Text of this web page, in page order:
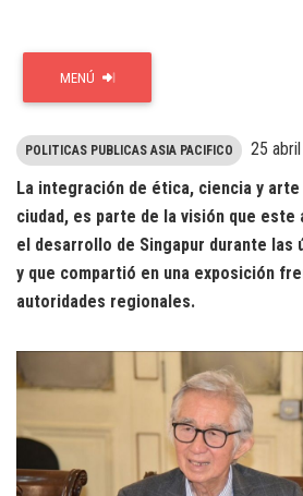
MENÚ
POLITICAS PUBLICAS ASIA PACIFICO
25
La integración de ética, ciencia y
ciudad, es parte de la visión que
el desarrollo de Singapur durante las
y que compartió en una exposición
autoridades regionales.